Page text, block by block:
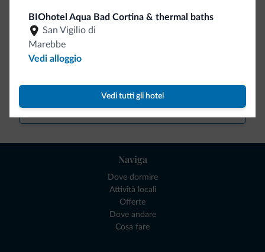
BIOhotel Aqua Bad Cortina & thermal baths
San Vigilio di
Marebbe
Vedi alloggio
Vedi tutti gli hotel
Naviga
Dove dormire
Attività locali
Offerte
Dove andare
Cosa fare